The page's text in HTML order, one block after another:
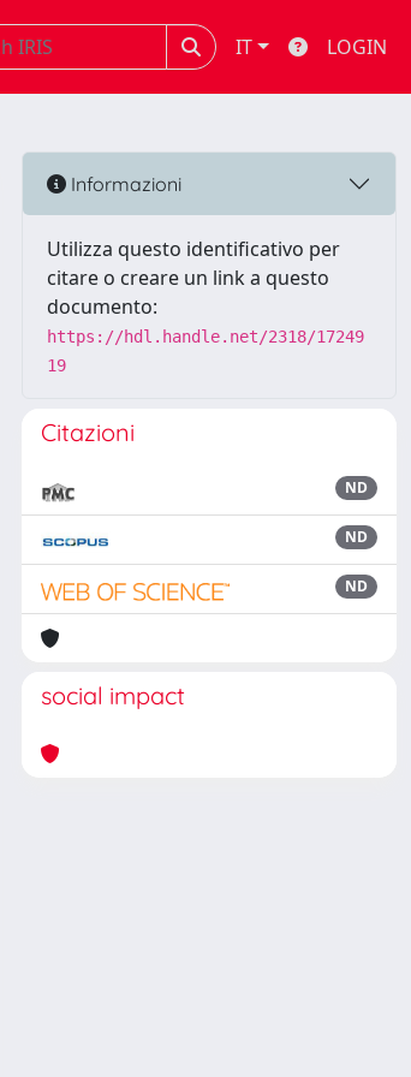
IT LOGIN
Informazioni
Utilizza questo identificativo per
citare o creare un link a questo
documento:
https://hdl.handle.net/2318/17249
19
Citazioni
ND
ND
ND
social impact